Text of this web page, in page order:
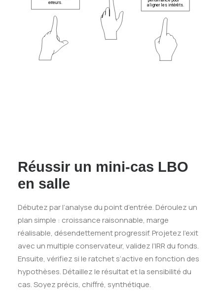
Réussir un mini‑cas LBO
en salle
Débutez par l’analyse du point d’entrée. Déroulez un
plan simple : croissance raisonnable, marge
réalisable, désendettement progressif. Projetez l’exit
avec un multiple conservateur, validez l’IRR du fonds.
Ensuite, vérifiez si le ratchet s’active en fonction des
hypothèses. Détaillez le résultat et la sensibilité du
cas. Soyez précis, chiffré, synthétique.